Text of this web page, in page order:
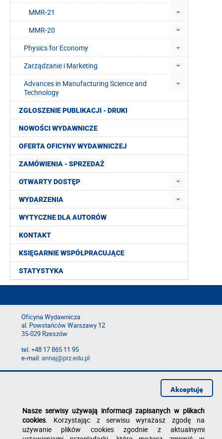
MMR-21
MMR-20
Physics for Economy
Zarządzanie i Marketing
Advances in Manufacturing Science and
Technology
ZGŁOSZENIE PUBLIKACJI - DRUKI
NOWOŚCI WYDAWNICZE
OFERTA OFICYNY WYDAWNICZEJ
ZAMÓWIENIA - SPRZEDAŻ
OTWARTY DOSTĘP
WYDARZENIA
WYTYCZNE DLA AUTORÓW
KONTAKT
KSIĘGARNIE WSPÓŁPRACUJĄCE
STATYSTYKA
Oficyna Wydawnicza
al. Powstańców Warszawy 12
35-029 Rzeszów
tel. +48 17 865 11 95
e-mail:annaj@prz.edu.pl
Deklaracja dostępności
Nasze serwisy używają informacji zapisanych w plikach
cookies. Korzystając z serwisu wyrażasz zgodę na
używanie plików cookies zgodnie z aktualnymi
Akceptuję